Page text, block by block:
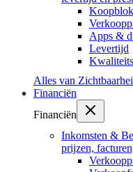
Koopblok
Apps &
Levertijd
Alles van
Financiën
Financiën
Inkomsten &
prijzen,